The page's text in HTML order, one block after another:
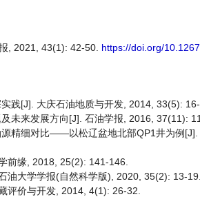
, 2021, 43(1): 42-50. https://doi.org/
践[J]. 大庆石油地质与开发, 2014, 33(5): 16-
未来发展方向[J]. 石油学报, 2016, 37(11):
精细对比——以松辽盆地北部QP1井为例
前缘, 2018, 25(2): 141-146.
油大学学报(自然科学版), 2020, 35(2): 13-19.
评价与开发, 2014, 4(1): 26-32.